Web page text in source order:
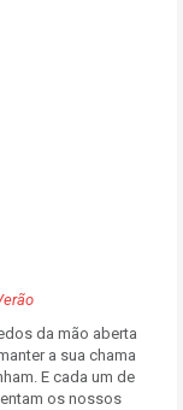
da mão aberta
a sua chama
E cada um de
os nossos